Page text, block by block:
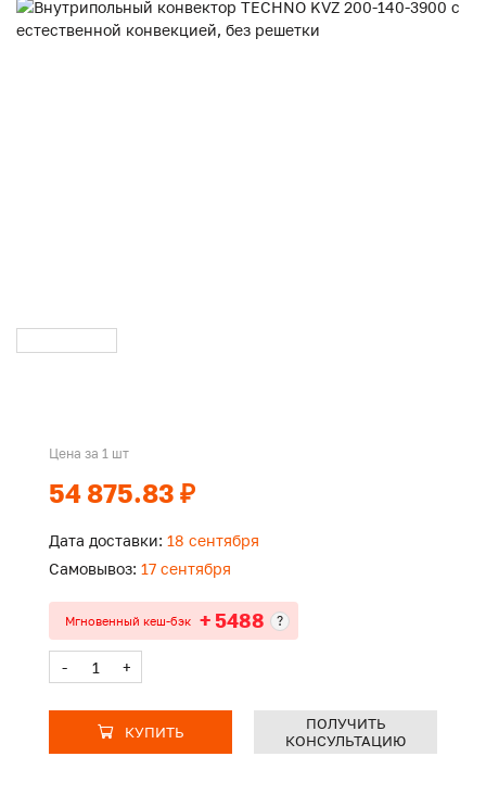
Цена за 1 шт
54 875.83 ₽
Дата доставки: 18 сентября
Самовывоз: 17 сентября
Мгновенный кеш-бэк + 5488 ?
- +
КУПИТЬ
ПОЛУЧИТЬ
КОНСУЛЬТАЦИЮ